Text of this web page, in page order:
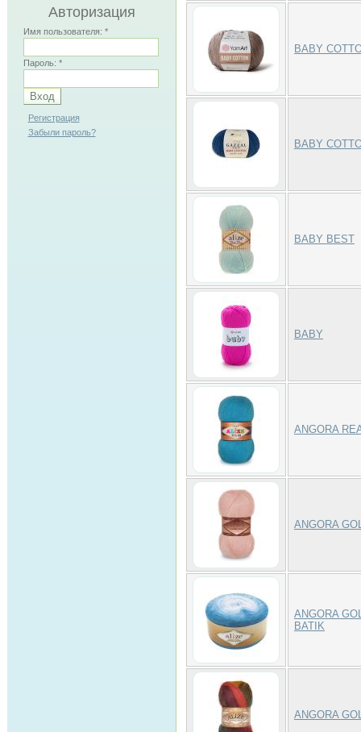
Авторизация
Имя пользователя: *
Пароль: *
Регистрация
Забыли пароль?
BABY
BABY
BABY BEST
BABY
ANGORA
ANGORA
ANGORA
BATIK
ANGORA